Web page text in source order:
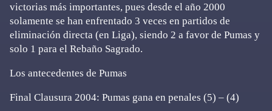
victorias más importantes, pues desde el año 2000
solamente se han enfrentado 3 veces en partidos de
eliminación directa (en Liga), siendo 2 a favor de Pumas y
solo 1 para el Rebaño Sagrado.
Los antecedentes de Pumas
Final Clausura 2004: Pumas gana en penales (5) – (4)